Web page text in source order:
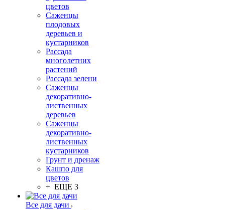
цветов
Саженцы
плодовых
деревьев и
кустарников
Рассада
многолетних
растений
Рассада зелени
Саженцы
декоративно-
лиственных
деревьев
Саженцы
декоративно-
лиственных
кустарников
Грунт и дренаж
Кашпо для
цветов
+ ЕЩЕ 3
Все для дачи